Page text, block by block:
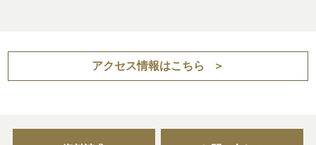
アクセス情報はこちら ＞